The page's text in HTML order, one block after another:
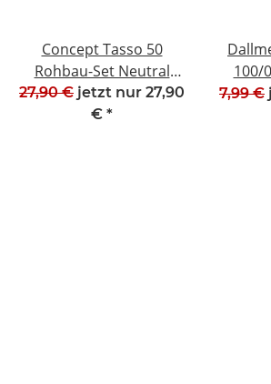
Concept Tasso 50
Rohbau-Set Neutral
2152000-24 NEU #W617-
1067K
27,90 € jetzt nur 27,90
€ *
100/
7,99 €